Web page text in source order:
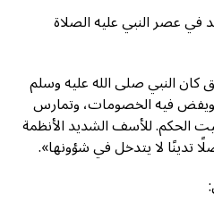
عصر النبي عليه الصلاة
كان النبي صلى الله عليه وسلم
ويفض فيه الخصومات، وتمارس
الحكم. للأسف الشديد الأنظمة
تدينًا لا يتدخل في شؤونها».